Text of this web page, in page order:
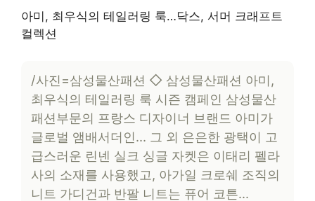
아미, 최우식의 테일러링 룩…닥스, 서머 크래프트
컬렉션
/사진=삼성물산패션 ◇ 삼성물산패션 아미,
최우식의 테일러링 룩 시즌 캠페인 삼성물산
패션부문의 프랑스 디자이너 브랜드 아미가
글로벌 앰배서더인… 그 외 은은한 광택이 고
급스러운 린넨 실크 싱글 자켓은 이태리 펠라
사의 소재를 사용했고, 아가일 크로쉐 조직의
니트 가디건과 반팔 니트는 퓨어 코튼…